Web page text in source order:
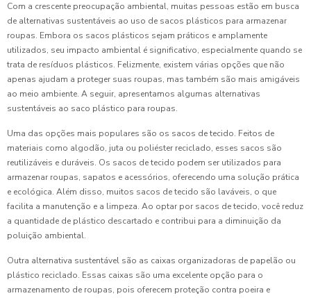
Com a crescente preocupação ambiental, muitas pessoas estão em busca
de alternativas sustentáveis ao uso de sacos plásticos para armazenar
roupas. Embora os sacos plásticos sejam práticos e amplamente
utilizados, seu impacto ambiental é significativo, especialmente quando se
trata de resíduos plásticos. Felizmente, existem várias opções que não
apenas ajudam a proteger suas roupas, mas também são mais amigáveis
ao meio ambiente. A seguir, apresentamos algumas alternativas
sustentáveis ao saco plástico para roupas.
Uma das opções mais populares são os sacos de tecido. Feitos de
materiais como algodão, juta ou poliéster reciclado, esses sacos são
reutilizáveis e duráveis. Os sacos de tecido podem ser utilizados para
armazenar roupas, sapatos e acessórios, oferecendo uma solução prática
e ecológica. Além disso, muitos sacos de tecido são laváveis, o que
facilita a manutenção e a limpeza. Ao optar por sacos de tecido, você reduz
a quantidade de plástico descartado e contribui para a diminuição da
poluição ambiental.
Outra alternativa sustentável são as caixas organizadoras de papelão ou
plástico reciclado. Essas caixas são uma excelente opção para o
armazenamento de roupas, pois oferecem proteção contra poeira e